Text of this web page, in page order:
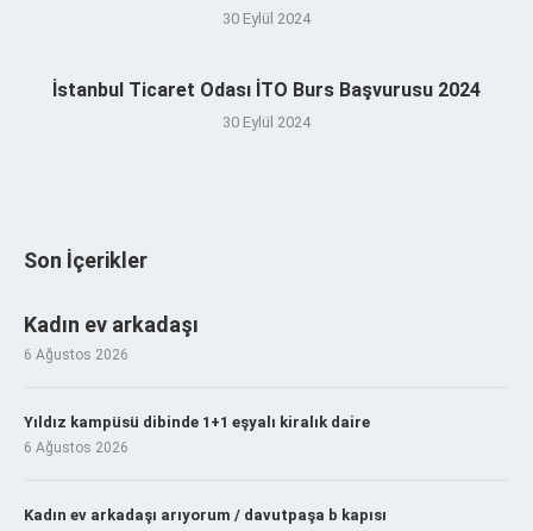
30 Eylül 2024
İstanbul Ticaret Odası İTO Burs Başvurusu 2024
30 Eylül 2024
Son İçerikler
Kadın ev arkadaşı
6 Ağustos 2026
Yıldız kampüsü dibinde 1+1 eşyalı kiralık daire
6 Ağustos 2026
Kadın ev arkadaşı arıyorum / davutpaşa b kapısı